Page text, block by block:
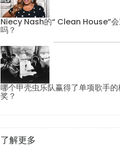
Niecy Nash的“ Clean House”
吗？
哪个甲壳虫乐队赢得了单项歌手的
奖？
了解更多